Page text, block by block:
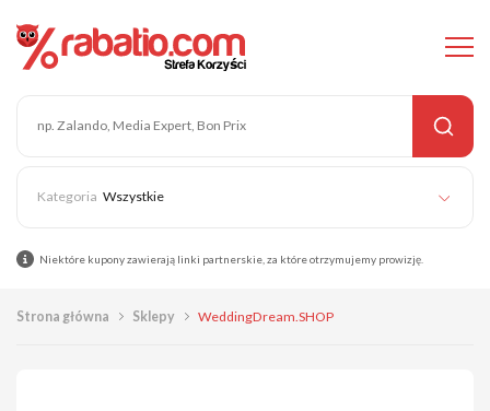
Wszystkie
Niektóre kupony zawierają linki partnerskie, za które otrzymujemy prowizję.
Strona główna Sklepy WeddingDream.SHOP